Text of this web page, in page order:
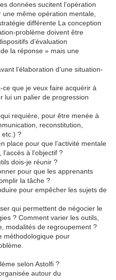
données sucitent l’opération
même opération mentale,
différente La conception
problème doivent être
d’évaluation
la réponse » mais une
l’élaboration d’une situation-
ce que je veux faire acquérir à
lui un palier de progression
requière, pour être menée à
reconstitution,
etc.) ?
place pour que l’activité mentale
à l’objectif ?
dois-je réunir ?
pour que les apprenants
la tâche ?
pour empêcher les sujets de
qui permettent de négocier le
? Comment varier les outils,
modalités de regroupement ?
méthodologique pour
selon Astolfi ?
autour du